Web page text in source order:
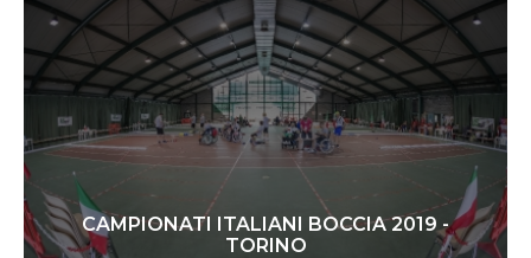
23-24 ottobre 2021 - Centro Tecnico Federale
Roma
CAMPIONATI ITALIANI BOCCIA 2019 -
TORINO